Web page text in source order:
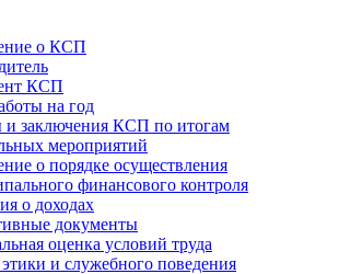
о КСП
КСП
на год
и заключения КСП по итогам
мероприятий
о порядке осуществления
финансового контроля
о доходах
документы
оценка условий труда
и служебного поведения